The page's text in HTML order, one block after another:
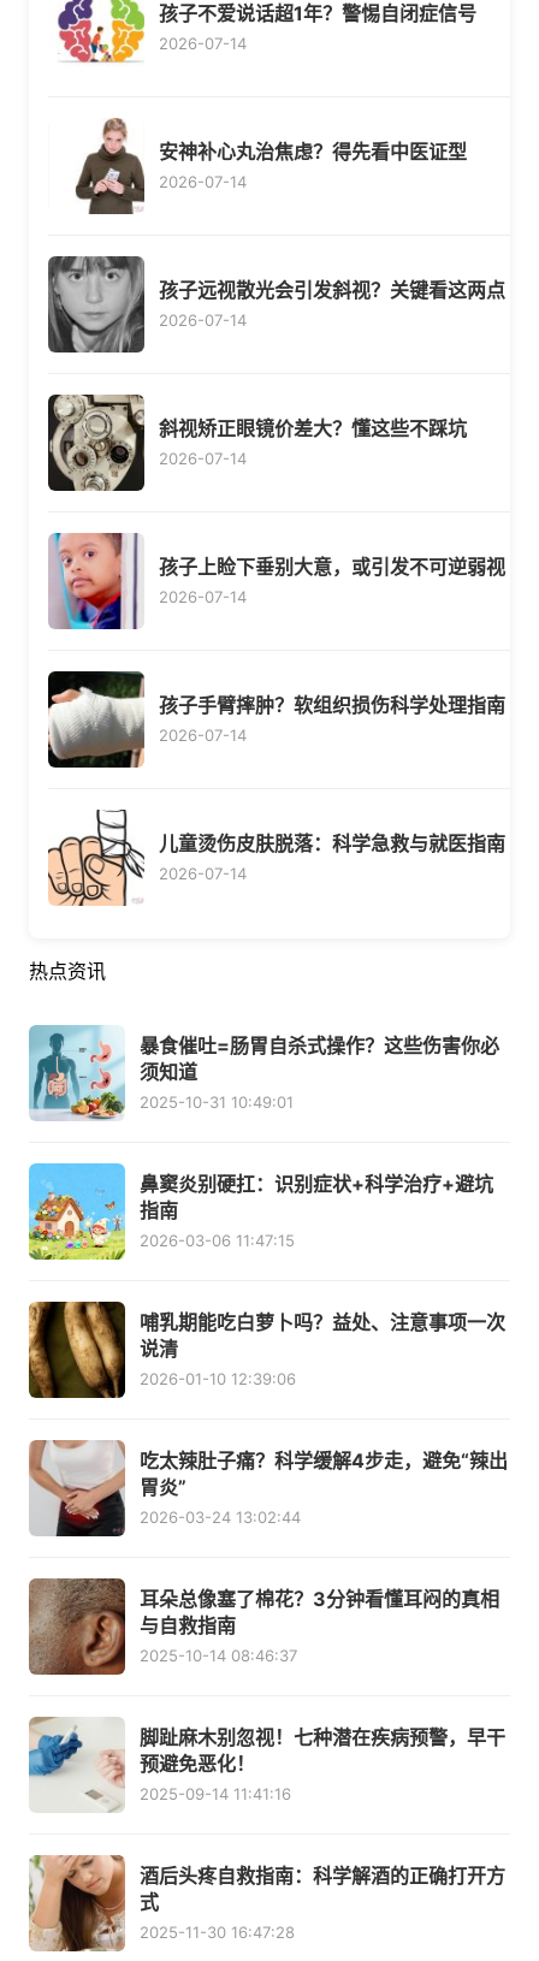
孩子不爱说话超1年？警惕自闭症信号
2026-07-14
安神补心丸治焦虑？得先看中医证型
2026-07-14
孩子远视散光会引发斜视？关键看这两点
2026-07-14
斜视矫正眼镜价差大？懂这些不踩坑
2026-07-14
孩子上睑下垂别大意，或引发不可逆弱视
2026-07-14
孩子手臂摔肿？软组织损伤科学处理指南
2026-07-14
儿童烫伤皮肤脱落：科学急救与就医指南
2026-07-14
热点资讯
暴食催吐=肠胃自杀式操作？这些伤害你必
须知道
2025-10-31 10:49:01
鼻窦炎别硬扛：识别症状+科学治疗+避坑
指南
2026-03-06 11:47:15
哺乳期能吃白萝卜吗？益处、注意事项一次
说清
2026-01-10 12:39:06
吃太辣肚子痛？科学缓解4步走，避免“辣出
胃炎”
2026-03-24 13:02:44
耳朵总像塞了棉花？3分钟看懂耳闷的真相
与自救指南
2025-10-14 08:46:37
脚趾麻木别忽视！七种潜在疾病预警，早干
预避免恶化！
2025-09-14 11:41:16
酒后头疼自救指南：科学解酒的正确打开方
式
2025-11-30 16:47:28